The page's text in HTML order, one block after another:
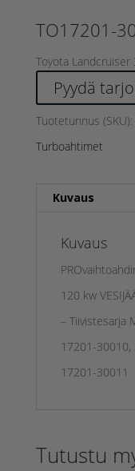
TO17201-
Toyota Landcruiser
Pyydä
Tuotetunnus (SKU):
Turboahtimet
Kuvaus
Kuvaus
120 kw
– Tiivistesarja
17201-
17201-30011
Tutustu